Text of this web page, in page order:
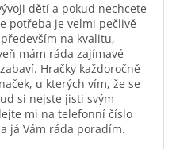
dětí a pokud nechcete
potřeba je velmi pečlivě
na kvalitu,
mám ráda zajímavé
Hračky každoročně
u kterých vím, že se
si nejste jisti svým
mi na telefonní číslo
já Vám ráda poradím.